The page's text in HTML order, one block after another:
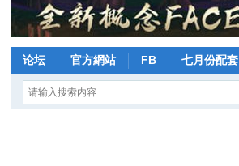
论坛 官方網站 FB 七月份配套